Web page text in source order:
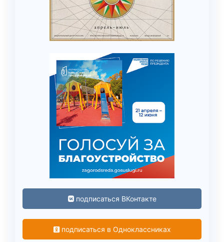
подписаться ВКонтакте
подписаться в Одноклассниках